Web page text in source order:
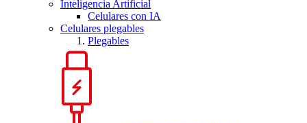
Inteligencia Artificial
Celulares con IA
Celulares plegables
Plegables